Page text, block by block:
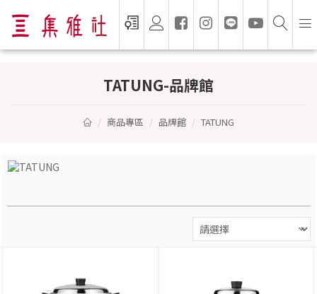
TATUNG-品牌館
商品專區 品牌館 TATUNG